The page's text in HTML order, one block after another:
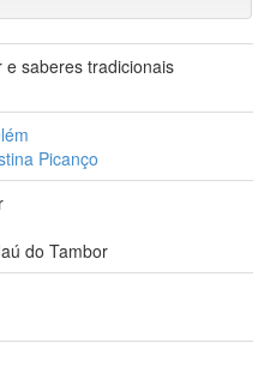
e saberes tradicionais
Picanço
do Tambor